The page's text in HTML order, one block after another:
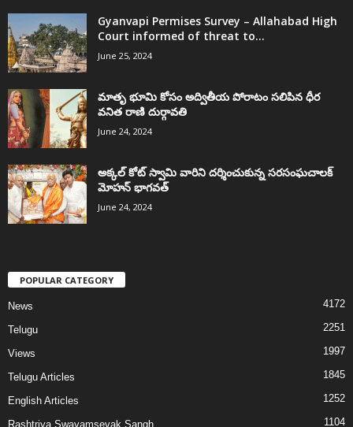
Gyanvapi Permises Survey – Allahabad High
Court informed of threat to...
June 25, 2024
మాతృ భూమి కోసం అద్వితీయ పోరాటం సలిపిన ధీర
వనిత రాణి దుర్గావతి
June 24, 2024
అక్కల్‌ కోట్‌ స్వామి వారిని దర్శించుకున్న సరసంఘచాలక్
మోహన్ భాగవత్
June 24, 2024
POPULAR CATEGORY
News 4172
Telugu 2251
Views 1997
Telugu Articles 1845
English Articles 1252
Rashtriya Swayamsevak Sangh 1104